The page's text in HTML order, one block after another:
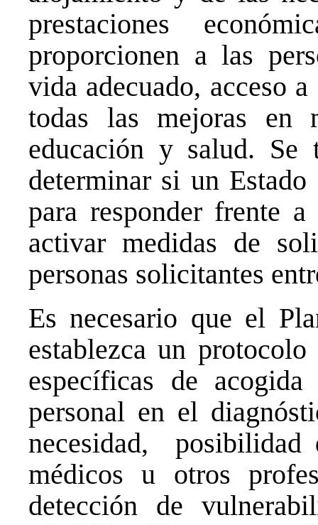
prestaciones
proporcionen a las
vida adecuado, acceso
todas las mejoras en
educación y salud.
determinar si un
para responder frente
activar medidas de
personas solicitantes
Es necesario que el
establezca un
específicas de
personal en el
necesidad, posibilidad
médicos u otros
detección de